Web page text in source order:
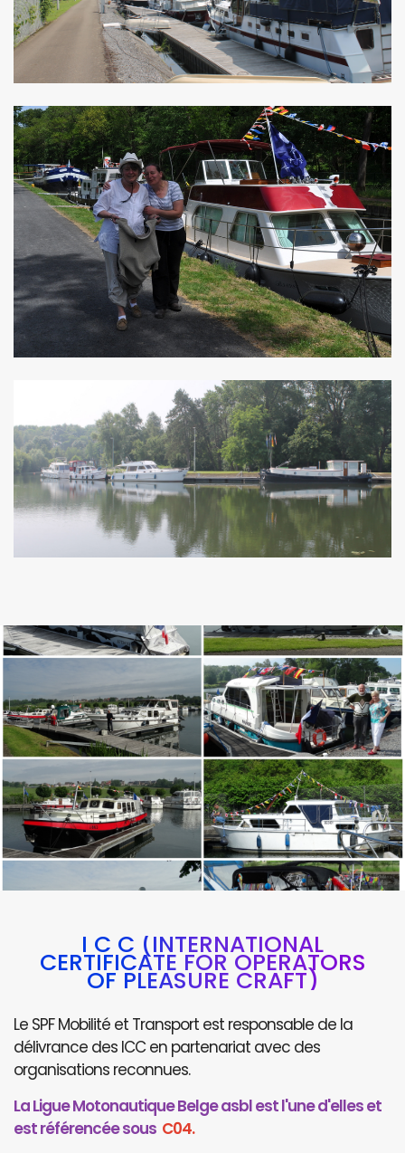
I C C (INTERNATIONAL
CERTIFICATE FOR OPERATORS
OF PLEASURE CRAFT)
Le SPF Mobilité et Transport est responsable de la
délivrance des ICC en partenariat avec des
organisations reconnues.
La Ligue Motonautique Belge asbl est l'une d'elles et
est référencée sous C04.